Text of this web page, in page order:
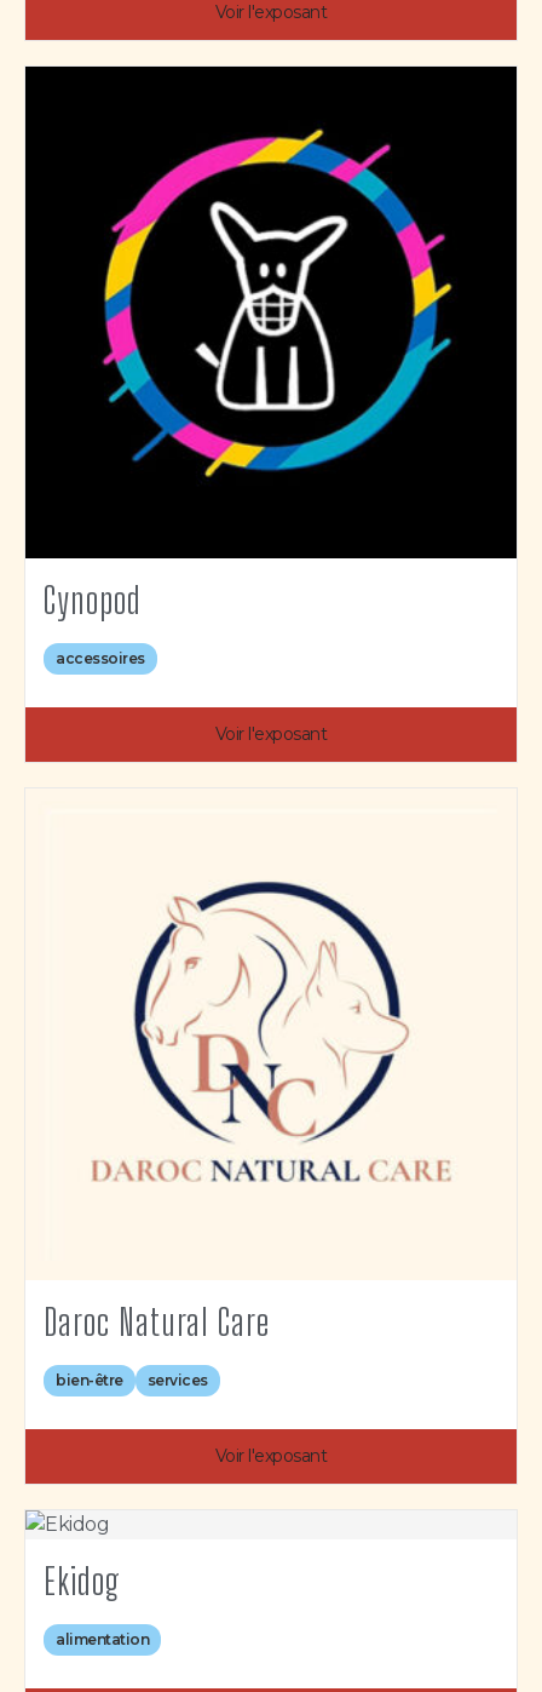
Voir l'exposant
Cynopod
accessoires
Voir l'exposant
Daroc Natural Care
bien-être services
Voir l'exposant
Ekidog
alimentation